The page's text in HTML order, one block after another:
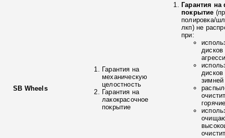
SB Wheels
Гарантия на
механическую
целостность
Гарантия на
лакокрасочное
покрытие
Гарантия
покрытие
полировка/
лкп) не
при:
зимней